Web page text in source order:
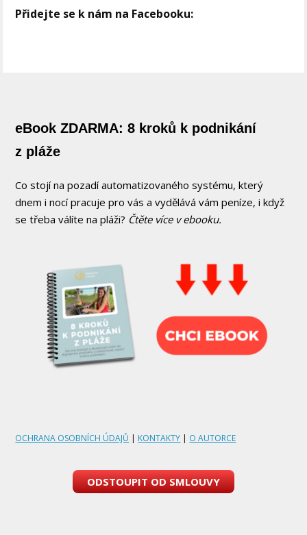
Přidejte se k nám na Facebooku:
eBook ZDARMA: 8 kroků k podnikání
z pláže
Co stojí na pozadí automatizovaného systému, který
dnem i nocí pracuje pro vás a vydělává vám peníze, i když
se třeba válíte na pláži? Čtěte více v ebooku.
OCHRANA OSOBNÍCH ÚDAJŮ | KONTAKTY | O AUTORCE
ODSTOUPIT OD SMLOUVY